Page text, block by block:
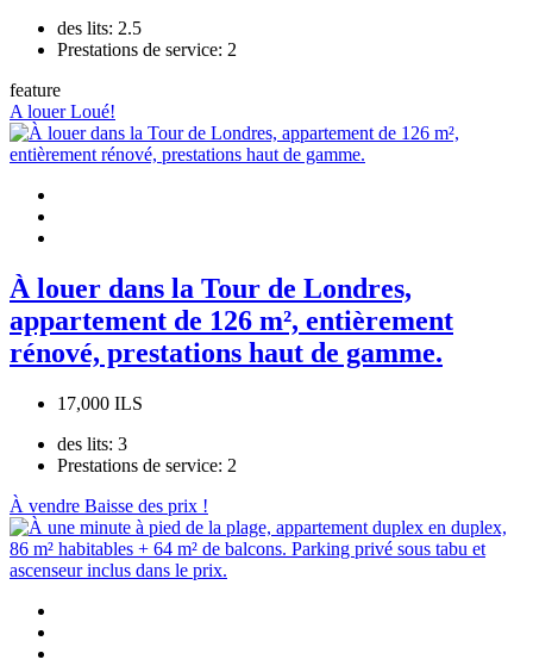
des lits: 2.5
Prestations de service: 2
feature
A louerLoué!
À louer dans la Tour de Londres,
appartement de 126 m², entièrement
rénové, prestations haut de gamme.
17,000 ILS
des lits: 3
Prestations de service: 2
À vendre Baisse des prix !